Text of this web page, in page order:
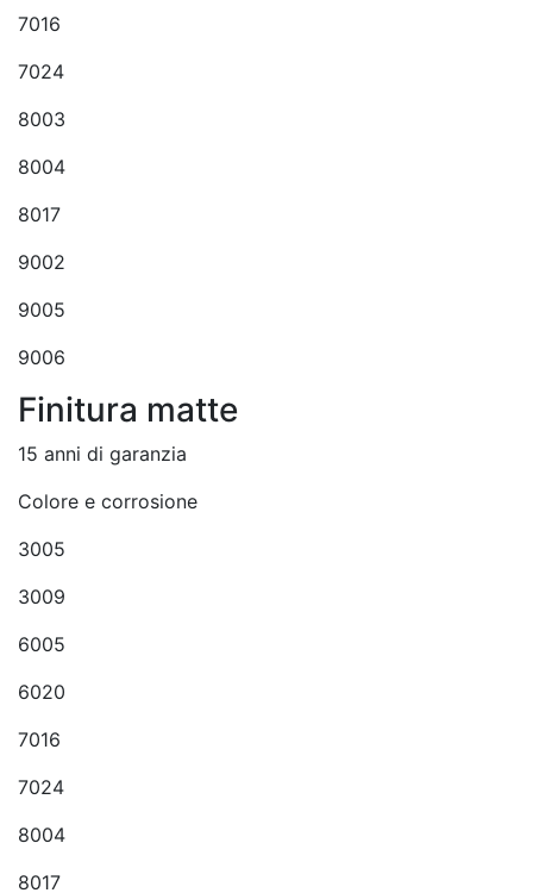
7016
7024
8003
8004
8017
9002
9005
9006
Finitura matte
15 anni di garanzia
Colore e corrosione
3005
3009
6005
6020
7016
7024
8004
8017